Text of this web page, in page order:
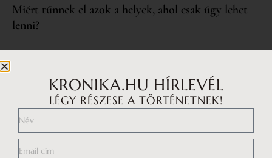
Miért tűnnek el azok a helyek, ahol csak úgy lehet
lenni?
Iratkozz fel a hírlevelünkre!
Elfogadom azadatvédelmi nyilatkozatot.
Feliratkozás
KRONIKA.HU HÍRLEVÉL
LÉGY RÉSZESE A TÖRTÉNETNEK!